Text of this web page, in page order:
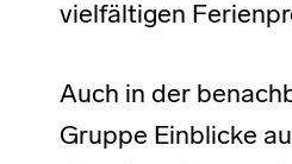
vielfältigen
Auch in der
Gruppe Einblicke